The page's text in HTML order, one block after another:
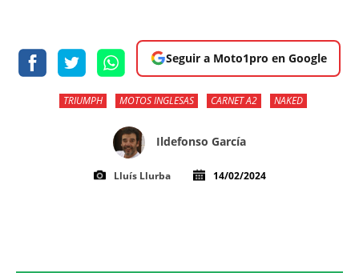
Seguir a Moto1pro en Google
TRIUMPH MOTOS INGLESAS CARNET A2 NAKED
Ildefonso García
Lluís Llurba 14/02/2024